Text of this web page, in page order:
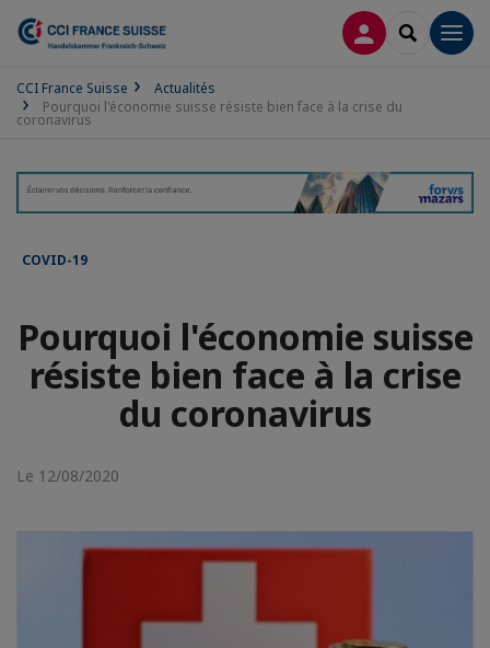
CONNEXION
CCI France Suisse
Actualités
Pourquoi l'économie suisse résiste bien face à la crise du
coronavirus
COVID-19
Pourquoi l'économie suisse
résiste bien face à la crise
du coronavirus
Le 12/08/2020